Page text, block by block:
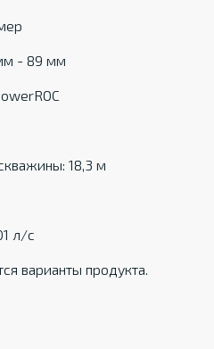
- 89 мм
18,3 м
л/с
варианты продукта.